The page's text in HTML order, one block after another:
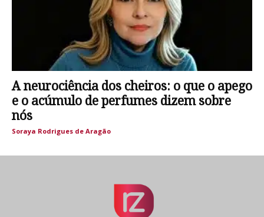
A neurociência dos cheiros: o que o apego
e o acúmulo de perfumes dizem sobre
nós
Soraya Rodrigues de Aragão